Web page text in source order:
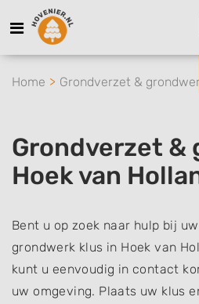
Home Grondverzet & grondwerk
Grondverzet &
Hoek van
Bent u op zoek naar hulp bij
grondwerk klus in Hoek van
kunt u eenvoudig in contact
uw omgeving. Plaats uw klus